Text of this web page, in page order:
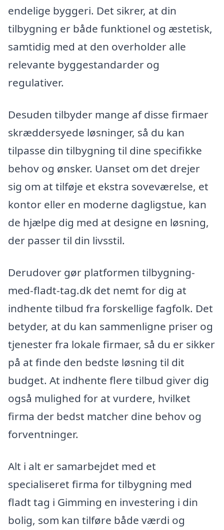
endelige byggeri. Det sikrer, at din
tilbygning er både funktionel og æstetisk,
samtidig med at den overholder alle
relevante byggestandarder og
regulativer.
Desuden tilbyder mange af disse firmaer
skræddersyede løsninger, så du kan
tilpasse din tilbygning til dine specifikke
behov og ønsker. Uanset om det drejer
sig om at tilføje et ekstra soveværelse, et
kontor eller en moderne dagligstue, kan
de hjælpe dig med at designe en løsning,
der passer til din livsstil.
Derudover gør platformen tilbygning-
med-fladt-tag.dk det nemt for dig at
indhente tilbud fra forskellige fagfolk. Det
betyder, at du kan sammenligne priser og
tjenester fra lokale firmaer, så du er sikker
på at finde den bedste løsning til dit
budget. At indhente flere tilbud giver dig
også mulighed for at vurdere, hvilket
firma der bedst matcher dine behov og
forventninger.
Alt i alt er samarbejdet med et
specialiseret firma for tilbygning med
fladt tag i Gimming en investering i din
bolig, som kan tilføre både værdi og